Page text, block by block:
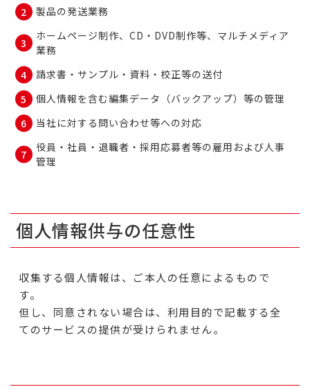
製品の発送業務
ホームページ制作、CD・DVD制作等、マルチメディア
業務
請求書・サンプル・資料・校正等の送付
個人情報を含む編集データ（バックアップ）等の管理
当社に対する問い合わせ等への対応
役員・社員・退職者・採用応募者等の雇用および人事
管理
個人情報供与の任意性
収集する個人情報は、ご本人の任意によるもので
す。
但し、同意されない場合は、利用目的で記載する全
てのサービスの提供が受けられません。